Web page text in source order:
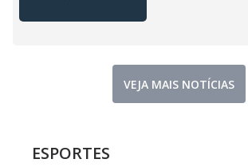
VEJA MAIS NOTÍCIAS
ESPORTES